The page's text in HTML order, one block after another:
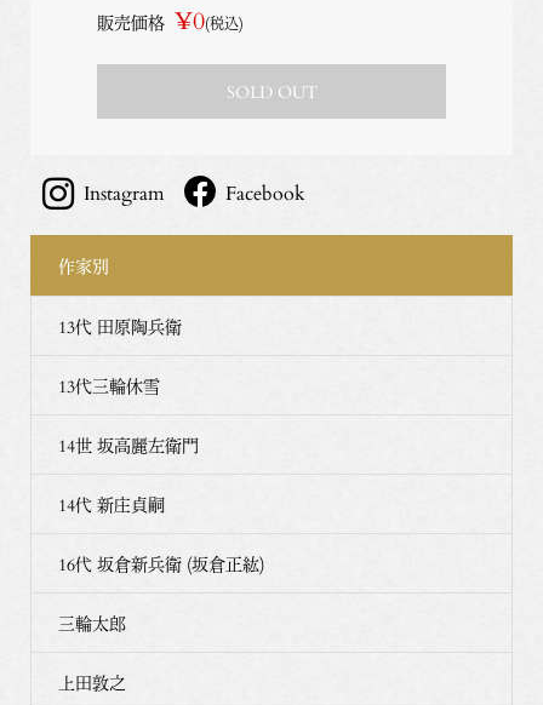
販売価格 ¥0(税込)
SOLD OUT
Instagram Facebook
作家別
13代 田原陶兵衛
13代三輪休雪
14世 坂高麗左衛門
14代 新庄貞嗣
16代 坂倉新兵衛 (坂倉正紘)
三輪太郎
上田敦之